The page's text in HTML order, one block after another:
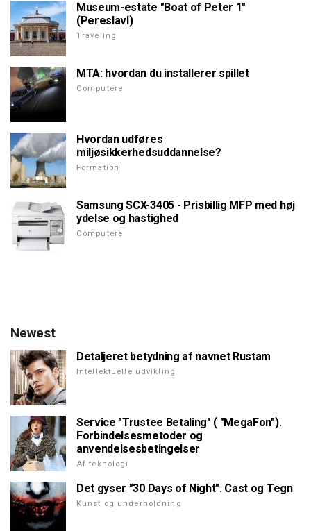
Museum-estate "Boat of Peter 1"
(Pereslavl)
Traveling
MTA: hvordan du installerer spillet
Computere
Hvordan udføres
miljøsikkerhedsuddannelse?
Formation
Samsung SCX-3405 - Prisbillig MFP med høj
ydelse og hastighed
Computere
Newest
Detaljeret betydning af navnet Rustam
Intellektuelle udvikling
Service "Trustee Betaling" ( "MegaFon").
Forbindelsesmetoder og
anvendelsesbetingelser
Af teknologi
Det gyser "30 Days of Night". Cast og Tegn
Kunst og underholdning